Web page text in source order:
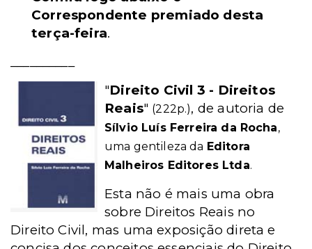
Correspondente premiado desta
terça-feira.
"Direito Civil 3 - Direitos
Reais" (222p.), de autoria de
Sílvio Luís Ferreira da Rocha,
uma gentileza da Editora
Malheiros Editores Ltda.
Esta não é mais uma obra
sobre Direitos Reais no
Direito Civil, mas uma exposição direta e